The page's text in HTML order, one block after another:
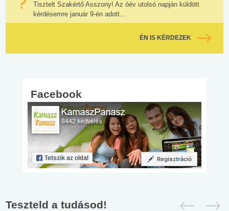
Tisztelt Szakértő Asszony! Az óév utolsó napján küldött
kérdésemre január 9-én adott...
ÉN IS KÉRDEZEK
Facebook
Teszteld a tudásod!